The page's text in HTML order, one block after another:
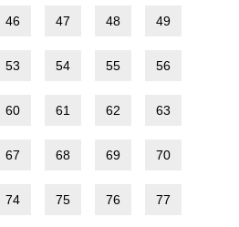
46 47 48 49
53 54 55 56
60 61 62 63
67 68 69 70
74 75 76 77